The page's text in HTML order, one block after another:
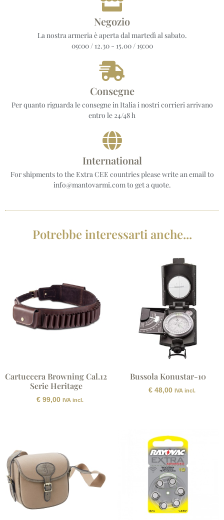
Negozio
La nostra armeria è aperta dal martedì al sabato.
09:00 / 12.30 - 15.00 / 19:00
Consegne
Per quanto riguarda le consegne in Italia i nostri corrieri arrivano
entro le 24/48 h
International
For shipments to the Extra CEE countries please write an email to
info@mantovarmi.com to get a quote.
Potrebbe interessarti anche...
Cartuccera Browning Cal.12
Serie Heritage
€99,00 IVA incl.
Bussola Konustar-10
€48,00 IVA incl.